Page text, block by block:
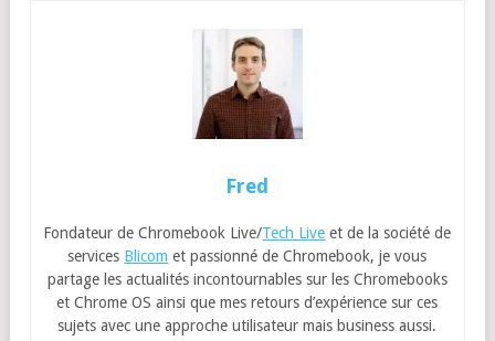
Fred
Fondateur de Chromebook Live/Tech Live et de la société de
services Blicom et passionné de Chromebook, je vous
partage les actualités incontournables sur les Chromebooks
et Chrome OS ainsi que mes retours d’expérience sur ces
sujets avec une approche utilisateur mais business aussi.